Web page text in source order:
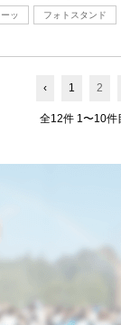
ッ フォトスタンド
‹ 1 2
全12件 1〜10件